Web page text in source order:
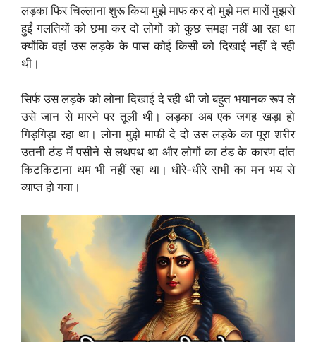
लड़का फिर चिल्लाना शुरू किया मुझे माफ कर दो मुझे मत मारों मुझसे
हुईं गलतियों को छमा कर दो लोगों को कुछ समझ नहीं आ रहा था
क्योंकि वहां उस लड़के के पास कोई किसी को दिखाई नहीं दे रही
थी।
सिर्फ उस लड़के को लोना दिखाई दे रही थी जो बहुत भयानक रूप ले
उसे जान से मारने पर तूली थी। लड़का अब एक जगह खड़ा हो
गिड़गिड़ा रहा था। लोना मुझे माफी दे दो उस लड़के का पूरा शरीर
उतनी ठंड में पसीने से लथपथ था और लोगों का ठंड के कारण दांत
किटकिटाना थम भी नहीं रहा था। धीरे-धीरे सभी का मन भय से
व्याप्त हो गया।